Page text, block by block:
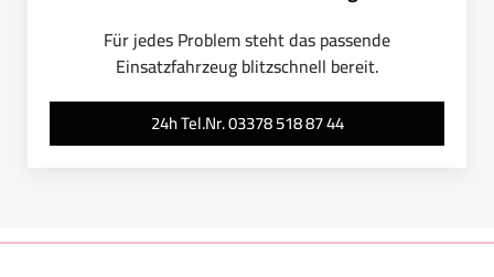
Für jedes Problem steht das passende
Einsatzfahrzeug blitzschnell bereit.
24h Tel.Nr. 03378 518 87 44